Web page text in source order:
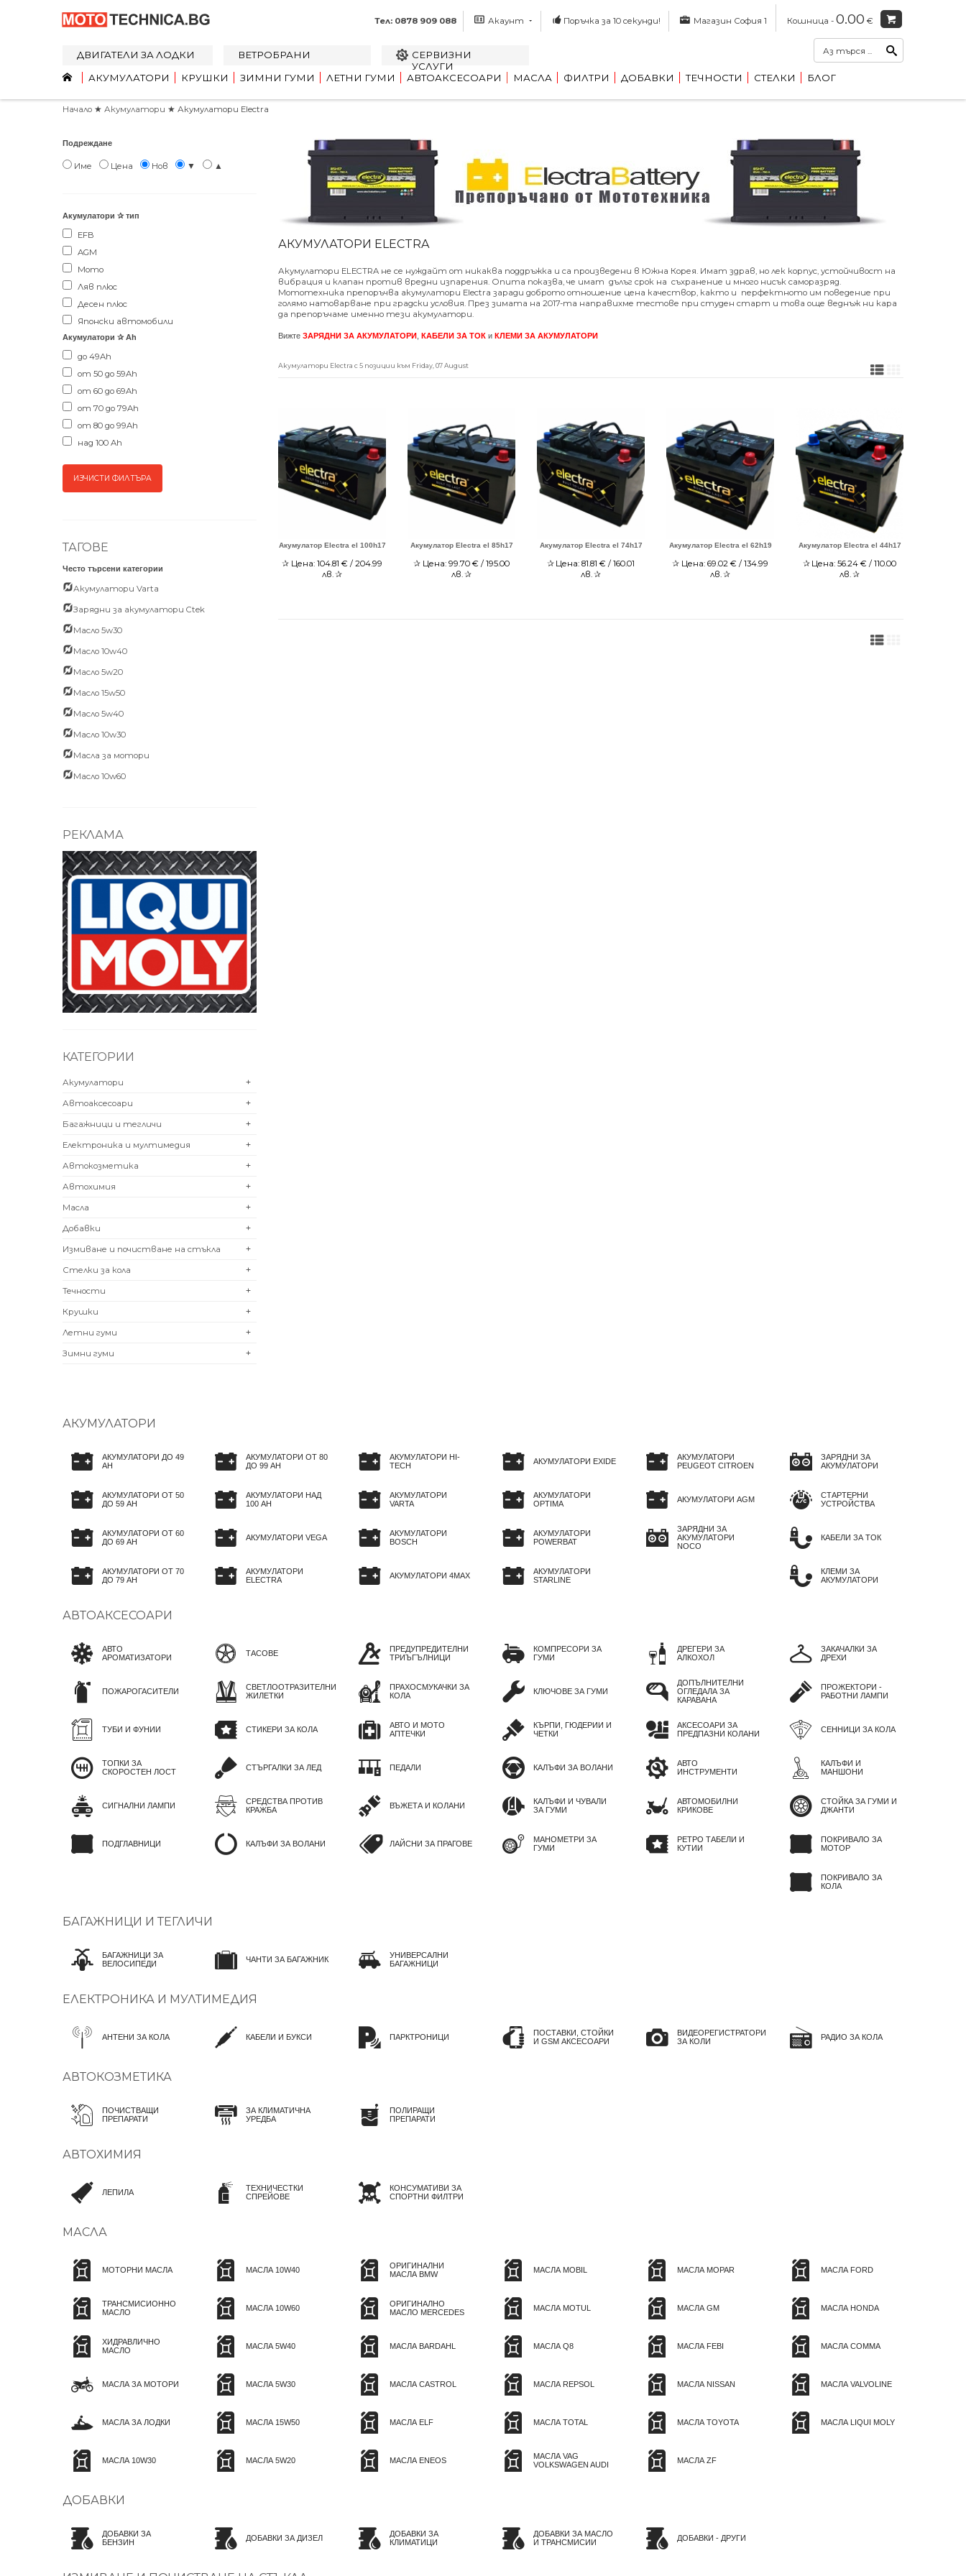
Тел: 0878 909 088 Акаунт Поръчка за 10 секунди! Магазин София 1 Кошница - 0.00 €
ДВИГАТЕЛИ ЗА ЛОДКИ ВЕТРОБРАНИ
СЕРВИЗНИ
УСЛУГИ
АКУМУЛАТОРИ
КРУШКИ ЗИМНИ ГУМИ ЛЕТНИ ГУМИ АВТОАКСЕСОАРИ МАСЛА ФИЛТРИ ДОБАВКИ ТЕЧНОСТИ СТЕЛКИ БЛОГ
Начало ★ Акумулатори ★ Акумулатори Electra
Подреждане
Име Цена Нов ▼ ▲
Акумулатори ✰ тип
EFB
AGM
Мото
Ляв плюс
Десен плюс
Японски автомобили
Акумулатори ✰ Ah
до 49Ah
от 50 до 59Ah
от 60 до 69Ah
от 70 до 79Ah
от 80 до 99Ah
над 100 Ah
ТАГОВЕ
Често търсени категории
Акумулатори Varta
Зарядни за акумулатори Ctek
Масло 5w30
Масло 10w40
Масло 5w20
Масло 15w50
Масло 5w40
Масло 10w30
Масла за мотори
Масло 10w60
РЕКЛАМА
КАТЕГОРИИ
+
Акумулатори
+
Автоаксесоари
+
Багажници и тегличи
+
Електроника и мултимедия
+
Автокозметика
+
Автохимия
+
Масла
+
Добавки
+
Измиване и почистване на стъкла
+
Стелки за кола
+
Течности
+
Крушки
+
Летни гуми
+
Зимни гуми
АКУМУЛАТОРИ ELECTRA
Акумулатори ELECTRA не се нуждайт от никаква поддръжка и са произведени в Южна Корея. Имат здрав, но лек корпус, устойчивост на
вибрация и клапан против вредни изпарения. Опита показва, че имат дълъг срок на съхранение и много нисък саморазряд.
Мототехника препоръчва акумулатори Electra заради доброто отношение цена качествор, както и перфектното им поведение при
голямо натоварване при градски условия. През зимата на 2017-та направихме тестове при студен старт и това още веднъж ни кара
да препоръчаме именно тези акумулатори.
Вижте ЗАРЯДНИ ЗА АКУМУЛАТОРИ КАБЕЛИ ЗА ТОК и КЛЕМИ ЗА АКУМУЛАТОРИ
Акумулатори Electra с 5 позиции към Friday, 07 August
Акумулатор Electra el 100h17
✰ Цена: 104.81 € / 204.99
лв.✰
Акумулатор Electra el 85h17
✰ Цена: 99.70€ / 195.00
лв.✰
Акумулатор Electra el 74h17
✰ Цена:81.81 € / 160.01
лв.✰
Акумулатор Electra el 62h19
✰ Цена: 69.02€ / 134.99
лв.✰
Акумулатор Electra el 44h17
✰ Цена:56.24 € / 110.00
лв.✰
АКУМУЛАТОРИ
АКУМУЛАТОРИ ДО 49
AH
АКУМУЛАТОРИ ОТ 50
ДО 59 AH
АКУМУЛАТОРИ ОТ 60
ДО 69 AH
АКУМУЛАТОРИ ОТ 70
ДО 79 AH
АКУМУЛАТОРИ ОТ 80
ДО 99 AH
АКУМУЛАТОРИ НАД
100 AH
АКУМУЛАТОРИ VEGA
АКУМУЛАТОРИ
ELECTRA
АКУМУЛАТОРИ HI-
TECH
АКУМУЛАТОРИ
VARTA
АКУМУЛАТОРИ
BOSCH
АКУМУЛАТОРИ 4MAX
АКУМУЛАТОРИ EXIDE
АКУМУЛАТОРИ
OPTIMA
АКУМУЛАТОРИ
POWERBAT
АКУМУЛАТОРИ
STARLINE
АКУМУЛАТОРИ
PEUGEOT CITROEN
АКУМУЛАТОРИ AGM
ЗАРЯДНИ ЗА
АКУМУЛАТОРИ
NOCO
ЗАРЯДНИ ЗА
АКУМУЛАТОРИ
СТАРТЕРНИ
УСТРОЙСТВА
КАБЕЛИ ЗА ТОК
КЛЕМИ ЗА
АКУМУЛАТОРИ
АВТОАКСЕСОАРИ
АВТО
АРОМАТИЗАТОРИ
ПОЖАРОГАСИТЕЛИ
ТУБИ И ФУНИИ
ТОПКИ ЗА
СКОРОСТЕН ЛОСТ
СИГНАЛНИ ЛАМПИ
ПОДГЛАВНИЦИ
ТАСОВЕ
СВЕТЛООТРАЗИТЕЛНИ
ЖИЛЕТКИ
СТИКЕРИ ЗА КОЛА
СТЪРГАЛКИ ЗА ЛЕД
СРЕДСТВА ПРОТИВ
КРАЖБА
КАЛЪФИ ЗА ВОЛАНИ
ПРЕДУПРЕДИТЕЛНИ
ТРИЪГЪЛНИЦИ
ПРАХОСМУКАЧКИ ЗА
КОЛА
АВТО И МОТО
АПТЕЧКИ
ПЕДАЛИ
ВЪЖЕТА И КОЛАНИ
ЛАЙСНИ ЗА ПРАГОВЕ
КОМПРЕСОРИ ЗА
ГУМИ
КЛЮЧОВЕ ЗА ГУМИ
КЪРПИ, ГЮДЕРИИ И
ЧЕТКИ
КАЛЪФИ ЗА ВОЛАНИ
КАЛЪФИ И ЧУВАЛИ
ЗА ГУМИ
МАНОМЕТРИ ЗА
ГУМИ
ДРЕГЕРИ ЗА
АЛКОХОЛ
ДОПЪЛНИТЕЛНИ
ОГЛЕДАЛА ЗА
КАРАВАНА
АКСЕСОАРИ ЗА
ПРЕДПАЗНИ КОЛАНИ
АВТО
ИНСТРУМЕНТИ
АВТОМОБИЛНИ
КРИКОВЕ
РЕТРО ТАБЕЛИ И
КУТИИ
ЗАКАЧАЛКИ ЗА
ДРЕХИ
ПРОЖЕКТОРИ -
РАБОТНИ ЛАМПИ
СЕННИЦИ ЗА КОЛА
КАЛЪФИ И
МАНШОНИ
СТОЙКА ЗА ГУМИ И
ДЖАНТИ
ПОКРИВАЛО ЗА
МОТОР
ПОКРИВАЛО ЗА
КОЛА
БАГАЖНИЦИ И ТЕГЛИЧИ
БАГАЖНИЦИ ЗА
ВЕЛОСИПЕДИ
ЧАНТИ ЗА БАГАЖНИК
УНИВЕРСАЛНИ
БАГАЖНИЦИ
ЕЛЕКТРОНИКА И МУЛТИМЕДИЯ
АНТЕНИ ЗА КОЛА КАБЕЛИ И БУКСИ ПАРКТРОНИЦИ
ПОСТАВКИ, СТОЙКИ
И GSM АКСЕСОАРИ
ВИДЕОРЕГИСТРАТОРИ
ЗА КОЛИ
РАДИО ЗА КОЛА
АВТОКОЗМЕТИКА
ПОЧИСТВАЩИ
ПРЕПАРАТИ
ЗА КЛИМАТИЧНА
УРЕДБА
ПОЛИРАЩИ
ПРЕПАРАТИ
АВТОХИМИЯ
ЛЕПИЛА
ТЕХНИЧЕСТКИ
СПРЕЙОВЕ
КОНСУМАТИВИ ЗА
СПОРТНИ ФИЛТРИ
МАСЛА
МОТОРНИ МАСЛА
ТРАНСМИСИОННО
МАСЛО
ХИДРАВЛИЧНО
МАСЛО
МАСЛА ЗА МОТОРИ
МАСЛА ЗА ЛОДКИ
МАСЛА 10W30
МАСЛА 10W40
МАСЛА 10W60
МАСЛА 5W40
МАСЛА 5W30
МАСЛА 15W50
МАСЛА 5W20
ОРИГИНАЛНИ
МАСЛА BMW
ОРИГИНАЛНО
МАСЛО MERCEDES
МАСЛА BARDAHL
МАСЛА CASTROL
МАСЛА ELF
МАСЛА ENEOS
МАСЛА MOBIL
МАСЛА MOTUL
МАСЛА Q8
МАСЛА REPSOL
МАСЛА TOTAL
МАСЛА VAG
VOLKSWAGEN AUDI
МАСЛА MOPAR
МАСЛА GM
МАСЛА FEBI
МАСЛА NISSAN
МАСЛА TOYOTA
МАСЛА ZF
МАСЛА FORD
МАСЛА HONDA
МАСЛА COMMA
МАСЛА VALVOLINE
МАСЛА LIQUI MOLY
ДОБАВКИ
ДОБАВКИ ЗА
БЕНЗИН
ДОБАВКИ ЗА ДИЗЕЛ
ДОБАВКИ ЗА
КЛИМАТИЦИ
ДОБАВКИ ЗА МАСЛО
И ТРАНСМИСИИ
ДОБАВКИ - ДРУГИ